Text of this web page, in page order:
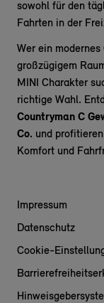
sowohl für den
Fahrten in der
Wer ein
großzügigem
MINI Charakter
richtige Wahl.
Countryman C
Co. und
Komfort und
Impressum
Datenschutz
Cookie-